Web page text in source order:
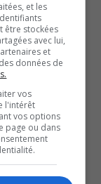
de sexe
janvier, se
d’autres
personnes
dénoncer.
par la
et les
être stockées
avec lui,
et
données de
vos
l'intérêt
vos options
page ou dans